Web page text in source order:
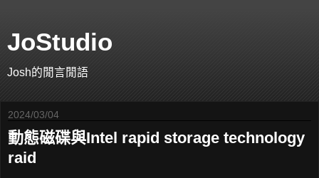
JoStudio
Josh的閒言閒語
2024/03/04
動態磁碟與Intel rapid storage technology
raid